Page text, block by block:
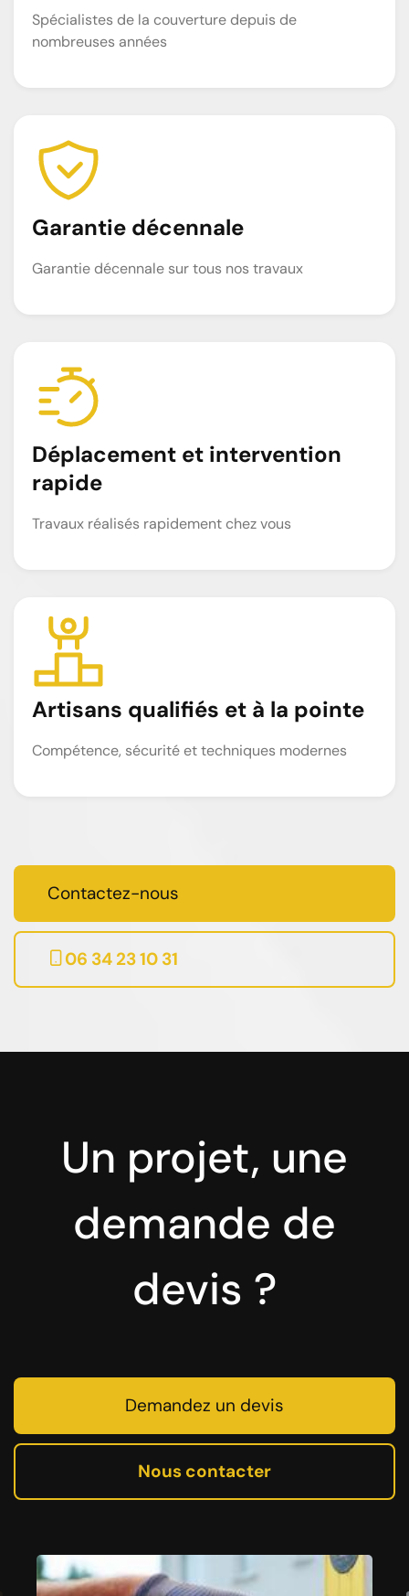
Spécialistes de la couverture depuis de
nombreuses années
Garantie décennale
Garantie décennale sur tous nos travaux
Déplacement et intervention
rapide
Travaux réalisés rapidement chez vous
Artisans qualifiés et à la pointe
Compétence, sécurité et techniques modernes
Contactez-nous
06 34 23 10 31
Un projet, une
demande de
devis ?
Demandez un devis
Nous contacter